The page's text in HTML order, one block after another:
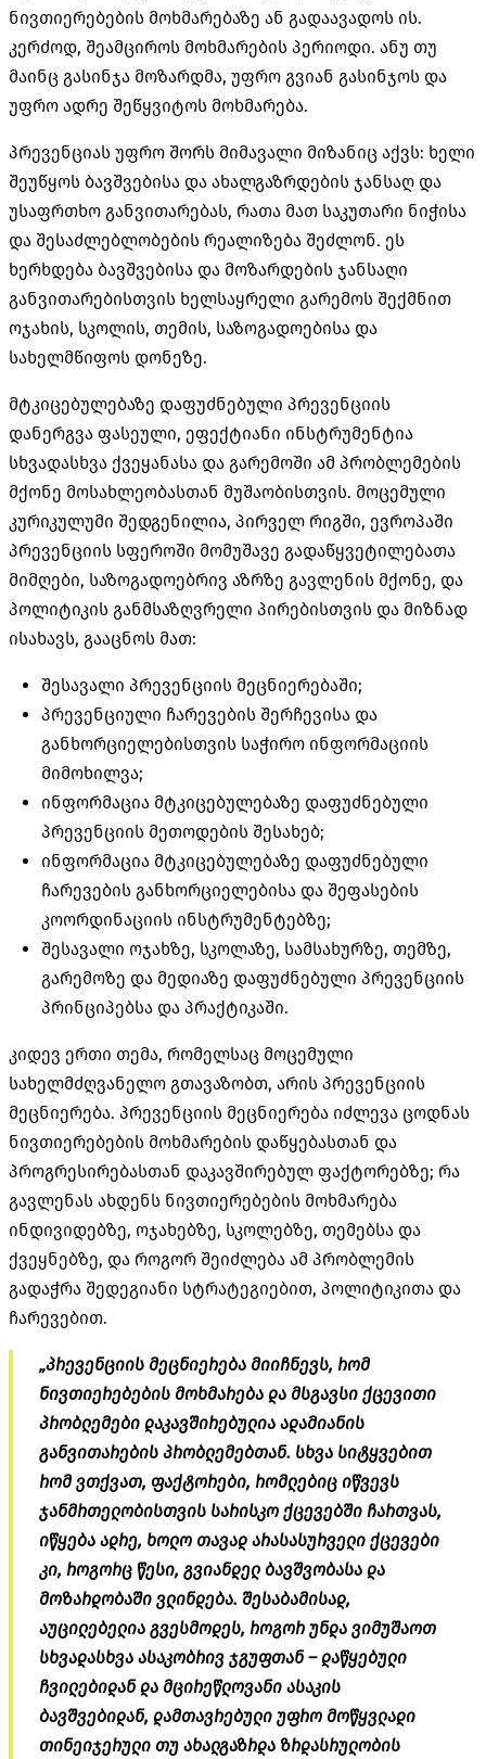
ნივთიერებების მოხმარებაზე ან გადაავადოს ის.
კერძოდ, შეამციროს მოხმარების პერიოდი. ანუ თუ
მაინც გასინჯა მოზარდმა, უფრო გვიან გასინჯოს და
უფრო ადრე შეწყვიტოს მოხმარება.
პრევენციას უფრო შორს მიმავალი მიზანიც აქვს: ხელი
შეუწყოს ბავშვებისა და ახალგაზრდების ჯანსაღ და
უსაფრთხო განვითარებას, რათა მათ საკუთარი ნიჭისა
და შესაძლებლობების რეალიზება შეძლონ. ეს
ხერხდება ბავშვებისა და მოზარდების ჯანსაღი
განვითარებისთვის ხელსაყრელი გარემოს შექმნით
ოჯახის, სკოლის, თემის, საზოგადოებისა და
სახელმწიფოს დონეზე.
მტკიცებულებაზე დაფუძნებული პრევენციის
დანერგვა ფასეული, ეფექტიანი ინსტრუმენტია
სხვადასხვა ქვეყანასა და გარემოში ამ პრობლემების
მქონე მოსახლეობასთან მუშაობისთვის. მოცემული
კურიკულუმი შედგენილია, პირველ რიგში, ევროპაში
პრევენციის სფეროში მომუშავე გადაწყვეტილებათა
მიმღები, საზოგადოებრივ აზრზე გავლენის მქონე, და
პოლიტიკის განმსაზღვრელი პირებისთვის და მიზნად
ისახავს, გააცნოს მათ:
შესავალი პრევენციის მეცნიერებაში;
პრევენციული ჩარევების შერჩევისა და
განხორციელებისთვის საჭირო ინფორმაციის
მიმოხილვა;
ინფორმაცია მტკიცებულებაზე დაფუძნებული
პრევენციის მეთოდების შესახებ;
ინფორმაცია მტკიცებულებაზე დაფუძნებული
ჩარევების განხორციელებისა და შეფასების
კოორდინაციის ინსტრუმენტებზე;
შესავალი ოჯახზე, სკოლაზე, სამსახურზე, თემზე,
გარემოზე და მედიაზე დაფუძნებული პრევენციის
პრინციპებსა და პრაქტიკაში.
კიდევ ერთი თემა, რომელსაც მოცემული
სახელმძღვანელო გთავაზობთ, არის პრევენციის
მეცნიერება. პრევენციის მეცნიერება იძლევა ცოდნას
ნივთიერებების მოხმარების დაწყებასთან და
პროგრესირებასთან დაკავშირებულ ფაქტორებზე; რა
გავლენას ახდენს ნივთიერებების მოხმარება
ინდივიდებზე, ოჯახებზე, სკოლებზე, თემებსა და
ქვეყნებზე, და როგორ შეიძლება ამ პრობლემის
გადაჭრა შედეგიანი სტრატეგიებით, პოლიტიკითა და
ჩარევებით.
„პრევენციის მეცნიერება მიიჩნევს, რომ
ნივთიერებების მოხმარება და მსგავსი ქცევითი
პრობლემები დაკავშირებულია ადამიანის
განვითარების პრობლემებთან. სხვა სიტყვებით
რომ ვთქვათ, ფაქტორები, რომლებიც იწვევს
ჯანმრთელობისთვის სარისკო ქცევებში ჩართვას,
იწყება ადრე, ხოლო თავად არასასურველი ქცევები
კი, როგორც წესი, გვიანდელ ბავშვობასა და
მოზარდობაში ვლინდება. შესაბამისად,
აუცილებელია გვესმოდეს, როგორ უნდა ვიმუშაოთ
სხვადასხვა ასაკობრივ ჯგუფთან – დაწყებული
ჩვილებიდან და მცირეწლოვანი ასაკის
ბავშვებიდან, დამთავრებული უფრო მოწყვლადი
თინეიჯერული თუ ახალგაზრდა ზრდასრულობის